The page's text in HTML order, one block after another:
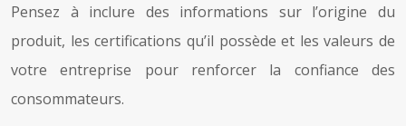
Pensez à inclure des informations sur l’origine du
produit, les certifications qu’il possède et les valeurs de
votre entreprise pour renforcer la confiance des
consommateurs.